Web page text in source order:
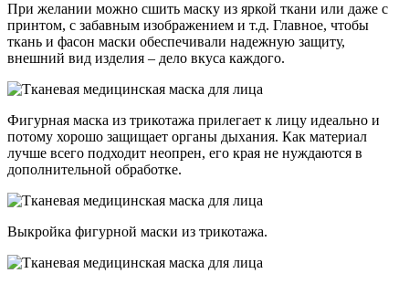
При желании можно сшить маску из яркой ткани или даже с
принтом, с забавным изображением и т.д. Главное, чтобы
ткань и фасон маски обеспечивали надежную защиту,
внешний вид изделия – дело вкуса каждого.
Фигурная маска из трикотажа прилегает к лицу идеально и
потому хорошо защищает органы дыхания. Как материал
лучше всего подходит неопрен, его края не нуждаются в
дополнительной обработке.
Выкройка фигурной маски из трикотажа.